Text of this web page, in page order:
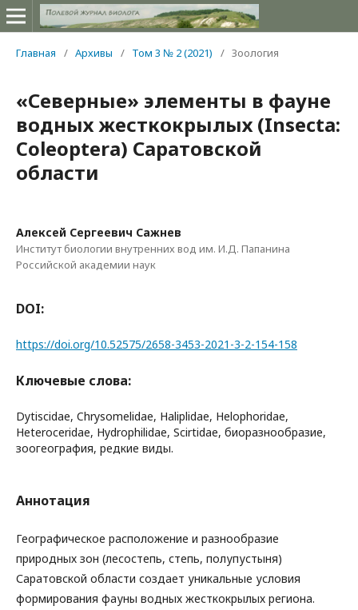
Главная / Архивы / Том 3 № 2 (2021) / Зоология
«Северные» элементы в фауне
водных жесткокрылых (Insecta:
Coleoptera) Саратовской
области
Алексей Сергеевич Сажнев
Институт биологии внутренних вод им. И.Д. Папанина
Российской академии наук
DOI:
https://doi.org/10.52575/2658-3453-2021-3-2-154-158
Ключевые слова:
Dytiscidae, Chrysomelidae, Haliplidae, Helophoridae,
Heteroceridae, Hydrophilidae, Scirtidae, биоразнообразие,
зоогеография, редкие виды.
Аннотация
Географическое расположение и разнообразие
природных зон (лесостепь, степь, полупустыня)
Саратовской области создает уникальные условия
формирования фауны водных жесткокрылых региона.